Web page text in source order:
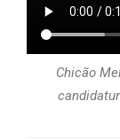
Chicão